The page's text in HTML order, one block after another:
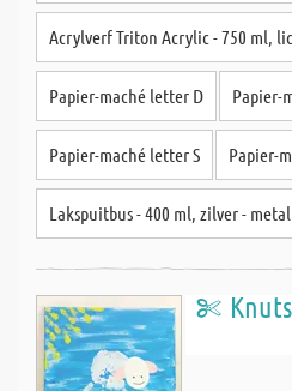
Acrylverf Triton Acrylic - 750 ml,
Papier-maché letter D Papier-
Papier-maché letter S Papier-
Lakspuitbus - 400 ml, zilver -